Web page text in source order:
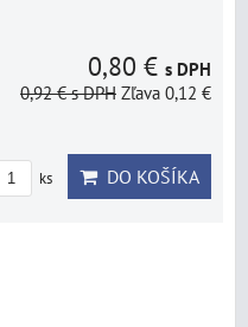
0,80 € s DPH
0,92 €s DPH Zľava 0,12 €
ks DO KOŠÍKA